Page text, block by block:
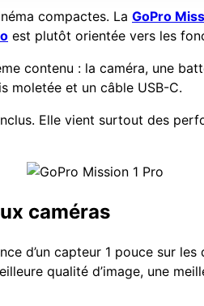
compactes. La GoPro
est plutôt orientée vers les
contenu : la caméra, une
moletée et un câble USB-C.
Elle vient surtout des
caméras
d’un capteur 1 pouce sur
qualité d’image, une